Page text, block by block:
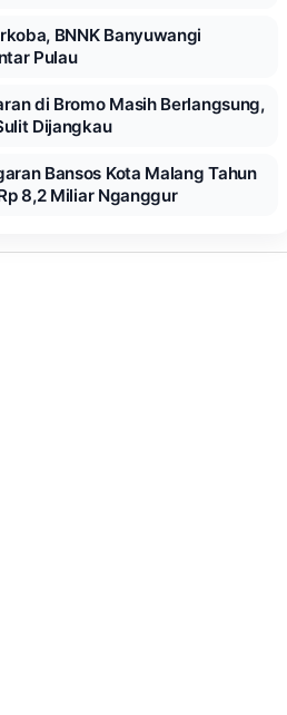
BNNK Banyuwangi
Pulau
di Bromo Masih Berlangsung,
Dijangkau
Bansos Kota Malang Tahun
8,2 Miliar Nganggur